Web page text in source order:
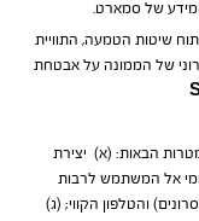
של סמארט.
שיטות הטמעה, התוויית
של הממונה על אבטחת
הבאות: (א) יצירת
אל המשתמש לרבות
והטלפון הקווי; (ג)